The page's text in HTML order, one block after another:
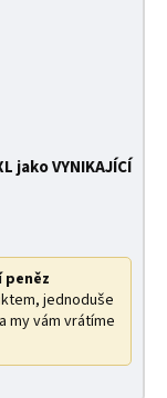
jako VYNIKAJÍCÍ
peněz
jednoduše
my vám vrátíme